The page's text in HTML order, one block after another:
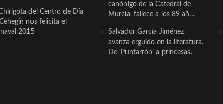
del Centro de Día
nos felicita el
2015
canónigo de la Catedral de
Murcia, fallece a los 89 añ...
Salvador García Jiménez
avanza erguido en la literatura.
De ‘Puntarrón’ a princesas.